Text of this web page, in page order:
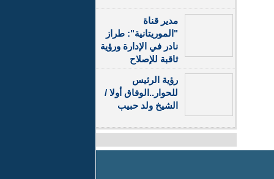
مدير قناة
"الموريتانية": طراز
نادر في الإدارة ورؤية
ثاقبة للإصلاح
رؤية الرئيس
للحوار..الوفاق أولا /
الشيخ ولد حبيب